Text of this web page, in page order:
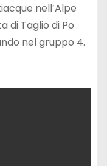
nell’Alpe
di Taglio di Po
nel gruppo 4.